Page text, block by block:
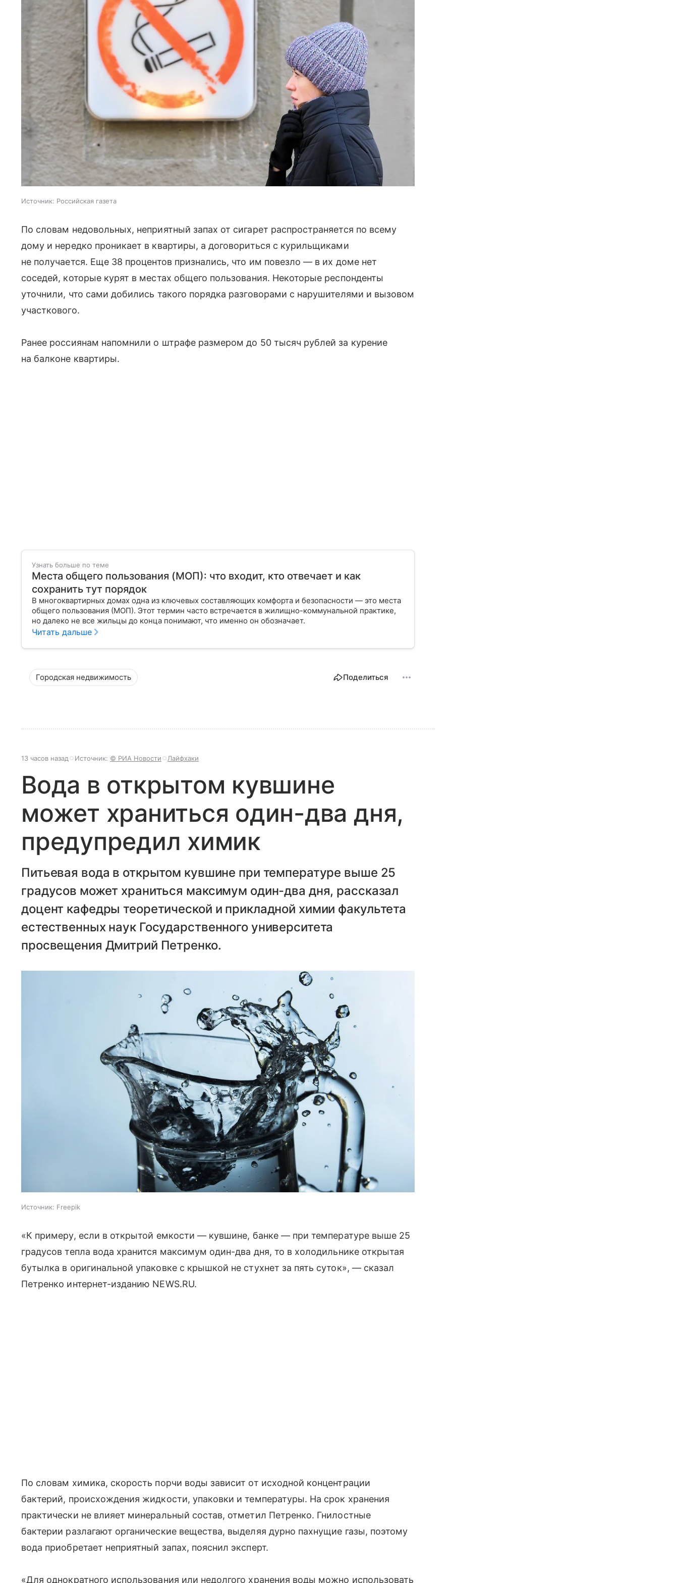
Источник: Российская газета
По словам недовольных, неприятный запах от сигарет распространяется по всему
дому и нередко проникает в квартиры, а договориться с курильщиками
не получается. Еще 38 процентов признались, что им повезло — в их доме нет
соседей, которые курят в местах общего пользования. Некоторые респонденты
уточнили, что сами добились такого порядка разговорами с нарушителями и вызовом
участкового.
Ранее россиянам напомнили о штрафе размером до 50 тысяч рублей за курение
на балконе квартиры.
Узнать больше по теме
Места общего пользования (МОП): что входит, кто отвечает и как
сохранить тут порядок
В многоквартирных домах одна из ключевых составляющих комфорта и безопасности — это места
общего пользования (МОП). Этот термин часто встречается в жилищно-коммунальной практике,
но далеко не все жильцы до конца понимают, что именно он обозначает.
Читать дальше
Городская недвижимость Поделиться
13 часов назад Источник: © РИА Новости Лайфхаки
Вода в открытом кувшине
может храниться один-два дня,
предупредил химик
Питьевая вода в открытом кувшине при температуре выше 25
градусов может храниться максимум один-два дня, рассказал
доцент кафедры теоретической и прикладной химии факультета
естественных наук Государственного университета
просвещения Дмитрий Петренко.
Источник: Freepik
«К примеру, если в открытой емкости — кувшине, банке — при температуре выше 25
градусов тепла вода хранится максимум один-два дня, то в холодильнике открытая
бутылка в оригинальной упаковке с крышкой не стухнет за пять суток», — сказал
Петренко интернет-изданию NEWS.RU.
По словам химика, скорость порчи воды зависит от исходной концентрации
бактерий, происхождения жидкости, упаковки и температуры. На срок хранения
практически не влияет минеральный состав, отметил Петренко. Гнилостные
бактерии разлагают органические вещества, выделяя дурно пахнущие газы, поэтому
вода приобретает неприятный запах, пояснил эксперт.
«Для однократного использования или недолгого хранения воды можно использовать